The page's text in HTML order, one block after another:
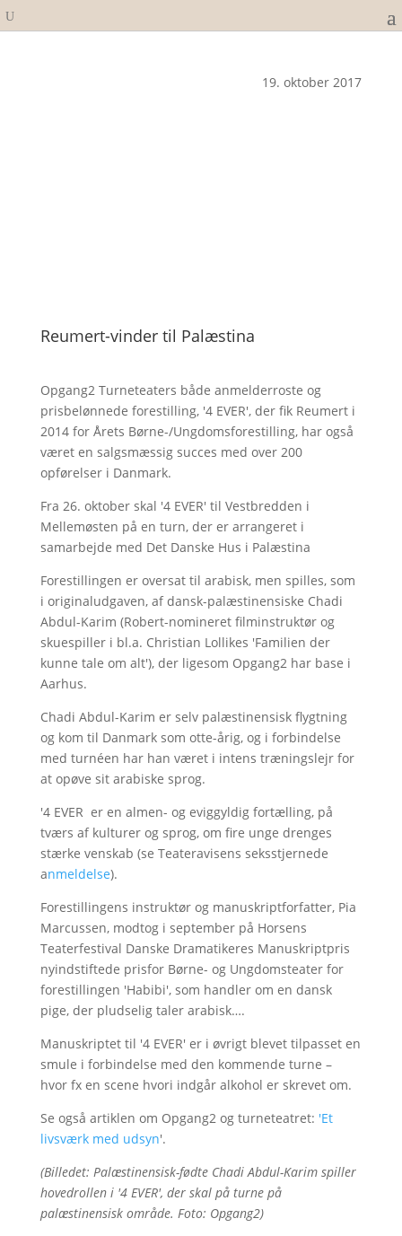
19. oktober 2017
Reumert-vinder til Palæstina
Opgang2 Turneteaters både anmelderroste og
prisbelønnede forestilling, '4 EVER', der fik Reumert i
2014 for Årets Børne-/Ungdomsforestilling, har også
været en salgsmæssig succes med over 200
opførelser i Danmark.
Fra 26. oktober skal '4 EVER' til Vestbredden i
Mellemøsten på en turn, der er arrangeret i
samarbejde med Det Danske Hus i Palæstina
Forestillingen er oversat til arabisk, men spilles, som
i originaludgaven, af dansk-palæstinensiske Chadi
Abdul-Karim (Robert-nomineret filminstruktør og
skuespiller i bl.a. Christian Lollikes 'Familien der
kunne tale om alt'), der ligesom Opgang2 har base i
Aarhus.
Chadi Abdul-Karim er selv palæstinensisk flygtning
og kom til Danmark som otte-årig, og i forbindelse
med turnéen har han været i intens træningslejr for
at opøve sit arabiske sprog.
'4 EVER er en almen- og eviggyldig fortælling, på
tværs af kulturer og sprog, om fire unge drenges
stærke venskab (se Teateravisens seksstjernede
anmeldelse).
Forestillingens instruktør og manuskriptforfatter, Pia
Marcussen, modtog i september på Horsens
Teaterfestival Danske Dramatikeres Manuskriptpris
nyindstiftede prisfor Børne- og Ungdomsteater for
forestillingen 'Habibi', som handler om en dansk
pige, der pludselig taler arabisk….
Manuskriptet til '4 EVER' er i øvrigt blevet tilpasset en
smule i forbindelse med den kommende turne –
hvor fx en scene hvori indgår alkohol er skrevet om.
Se også artiklen om Opgang2 og turneteatret: 'Et
livsværk med udsyn'.
(Billedet: Palæstinensisk-fødte Chadi Abdul-Karim spiller
hovedrollen i '4 EVER', der skal på turne på
palæstinensisk område. Foto: Opgang2)